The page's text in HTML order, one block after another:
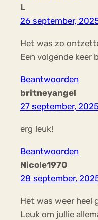
L
26 september,
Het was zo
Een volgende keer
Beantwoorden
britneyangel
27 september,
erg leuk!
Beantwoorden
Nicole1970
28 september,
Het was weer heel
Leuk om jullie